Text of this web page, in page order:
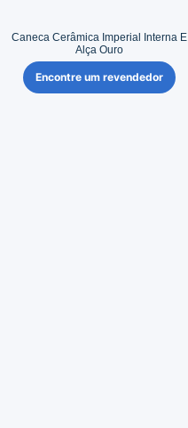
Caneca Cerâmica Imperial Interna E
Alça Ouro
Encontre um revendedor